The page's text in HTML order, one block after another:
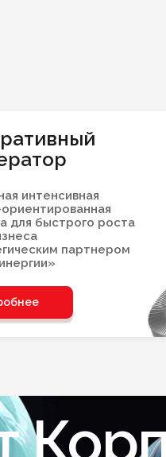
интенсивная
для быстрого роста
партнером